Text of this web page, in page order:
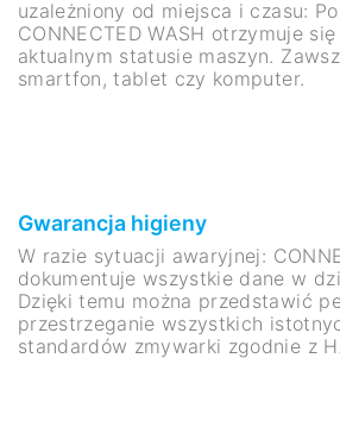
uzależniony od miejsca i czasu:
CONNECTED WASH otrzymuje
aktualnym statusie maszyn.
smartfon, tablet czy komputer.
Gwarancja higieny
W razie sytuacji awaryjnej:
dokumentuje wszystkie dane w
Dzięki temu można przedstawić
przestrzeganie wszystkich
standardów zmywarki zgodnie z